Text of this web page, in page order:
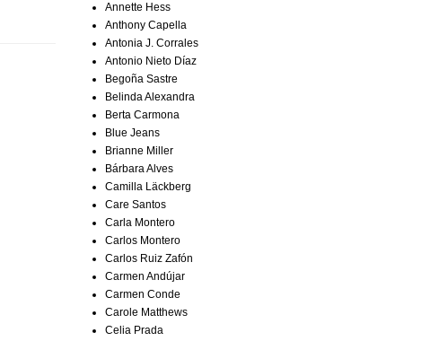
Annette Hess
Anthony Capella
Antonia J. Corrales
Antonio Nieto Díaz
Begoña Sastre
Belinda Alexandra
Berta Carmona
Blue Jeans
Brianne Miller
Bárbara Alves
Camilla Läckberg
Care Santos
Carla Montero
Carlos Montero
Carlos Ruiz Zafón
Carmen Andújar
Carmen Conde
Carole Matthews
Celia Prada